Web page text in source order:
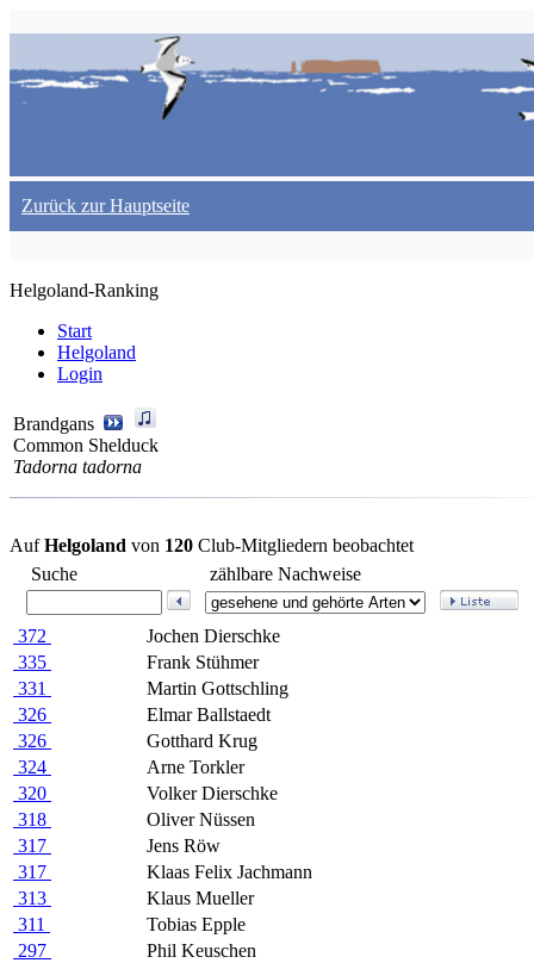
Zurück zur Hauptseite
Helgoland-Ranking
Start
Helgoland
Login
Brandgans
Common Shelduck
Tadorna tadorna
AufHelgoland von 120 Club-Mitgliedern beobachtet
Suche
zählbare Nachweise
372
Jochen Dierschke
335
Frank Stühmer
331
Martin Gottschling
326
Elmar Ballstaedt
326
Gotthard Krug
324
Arne Torkler
320
Volker Dierschke
318
Oliver Nüssen
317
Jens Röw
317
Klaas Felix Jachmann
313
Klaus Mueller
311
Tobias Epple
297
Phil Keuschen